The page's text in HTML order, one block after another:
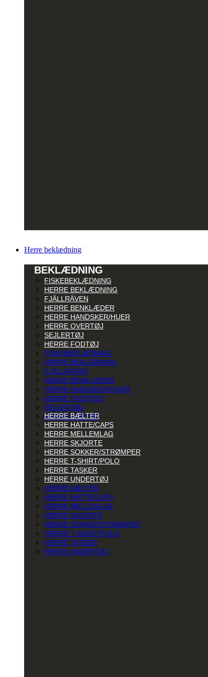
Herre beklædning
BEKLÆDNING
FISKEBEKLÆDNING
HERRE BEKLÆDNING
FJÄLLRÄVEN
HERRE BENKLÆDER
HERRE HANDSKER/HUER
HERRE OVERTØJ
SEJLERTØJ
HERRE FODTØJ
FISKEBEKLÆDNING
HERRE BEKLÆDNING
FJÄLLRÄVEN
HERRE BENKLÆDER
HERRE HANDSKER/HUER
HERRE OVERTØJ
SEJLERTØJ
HERRE FODTØJ
HERRE BÆLTER
HERRE HATTE/CAPS
HERRE MELLEMLAG
HERRE SKJORTE
HERRE SOKKER/STRØMPER
HERRE T-SHIRT/POLO
HERRE TASKER
HERRE UNDERTØJ
HERRE BÆLTER
HERRE HATTE/CAPS
HERRE MELLEMLAG
HERRE SKJORTE
HERRE SOKKER/STRØMPER
HERRE T-SHIRT/POLO
HERRE TASKER
HERRE UNDERTØJ